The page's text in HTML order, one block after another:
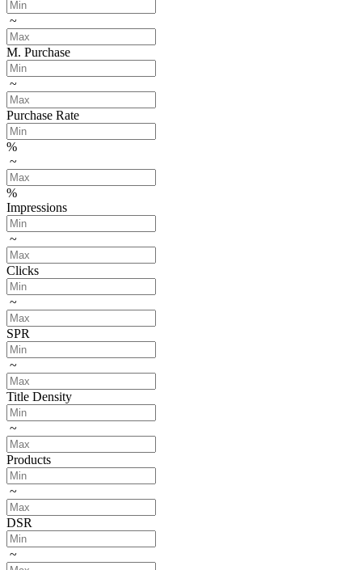
~
M. Purchase
~
Purchase Rate
%
~
%
Impressions
~
Clicks
~
SPR
~
Title Density
~
Products
~
DSR
~